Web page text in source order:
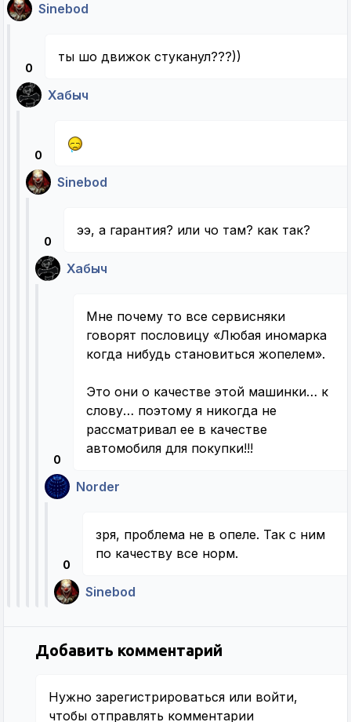
Sinebod
0
ты шо движок стуканул???))
Хабыч
0
Sinebod
0
ээ, а гарантия? или чо там? как так?
Хабыч
0
Мне почему то все сервисняки
говорят пословицу «Любая иномарка
когда нибудь становиться жопелем».
Это они о качестве этой машинки… к
слову… поэтому я никогда не
рассматривал ее в качестве
автомобиля для покупки!!!
Norder
0
зря, проблема не в опеле. Так с ним
по качеству все норм.
Sinebod
Добавить комментарий
Нужно зарегистрироваться или войти,
чтобы отправлять комментарии